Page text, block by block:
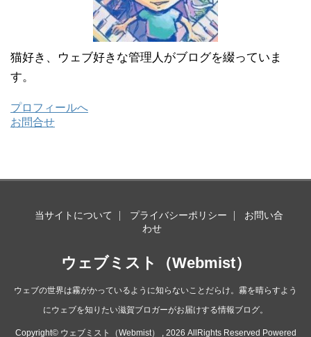
猫好き、ウェブ好きな管理人がブログを綴っていま
す。
プロフィールへ
お問合せ
当サイトについて プライバシーポリシー
お問い合
わせ
ウェブミスト（Webmist）
ウェブの世界は霧がかっているように知らないことだらけ。霧を晴らすよう
にウェブを知りたい滋賀ブロガーがお届けする情報ブログ。
Copyright© ウェブミスト（Webmist） , 2026 AllRights Reserved Powered